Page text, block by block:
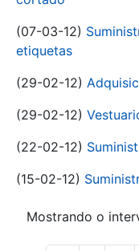
(07-03-12)
etiquetas
(29-02-12)
(29-02-12)
(22-02-12)
(15-02-12)
Mostrando o